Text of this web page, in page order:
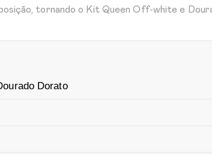
tornando o Kit Queen Off-white e
Dorato